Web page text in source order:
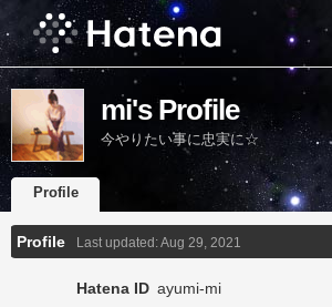
mi's Profile
今やりたい事に忠実に☆
Profile
Profile Last updated:Aug 29, 2021
Hatena ID ayumi-mi